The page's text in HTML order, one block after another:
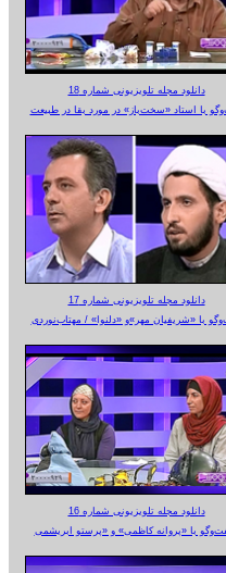
دانلود مجله تلویزیونی شماره 18
با استاد «سخت‌باز» در مورد بقا در طبیعت
دانلود مجله تلویزیونی شماره 17
با «شریفیان مهر»‌و «دلنوا» / مهتاب‌نوردی
دانلود مجله تلویزیونی شماره 16